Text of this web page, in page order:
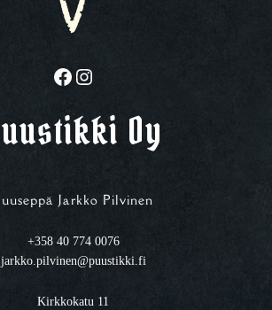
Facebook Instagram
Oy
Jarkko Pilvinen
+358 40 774 0076
jarkko.pilvinen@puustikki.fi
Kirkkokatu 11